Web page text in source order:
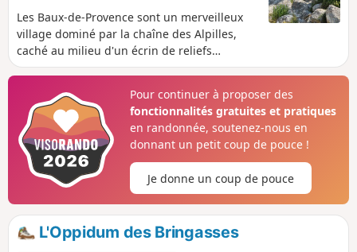
Les Baux-de-Provence sont un merveilleux
village dominé par la chaîne des Alpilles,
caché au milieu d'un écrin de reliefs
tourmentés. Cette randonnée vous propose
les crêtes par un chemin forestier bien large
avec des vues panoramiques sur les Alpilles
et rentrer aux Baux-de-Provence pour une
visite de quartier. Pas de difficulté sinon des
escaliers pour accéder au village.
Pour continuer à proposer des
fonctionnalités gratuites et pratiques
en randonnée, soutenez-nous en
donnant un petit coup de pouce !
Je donne un coup de pouce
L'Oppidum des Bringasses